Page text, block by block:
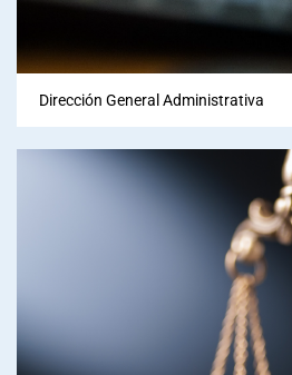
Dirección General Administrativa